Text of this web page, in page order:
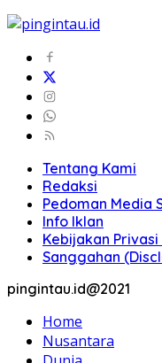
Tentang Kami
Redaksi
Pedoman Media
Info Iklan
Kebijakan Privasi
Sanggahan
pingintau.id@2021
Home
Nusantara